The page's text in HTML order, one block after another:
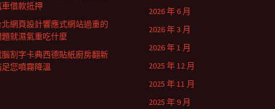
借款抵押
網頁設計響應式網站過重的
就濕氣重吃什麼
腦割字卡典西德貼紙廚房翻新
您噴霧降溫
2026 年 6 月
2026 年 3 月
2026 年 1 月
2025 年 12 月
2025 年 11 月
2025 年 9 月